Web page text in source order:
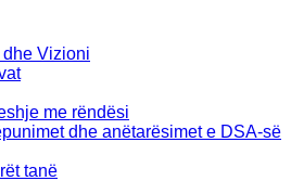
dhe Vizioni
me rëndësi
dhe anëtarësimet e DSA-së
tanë